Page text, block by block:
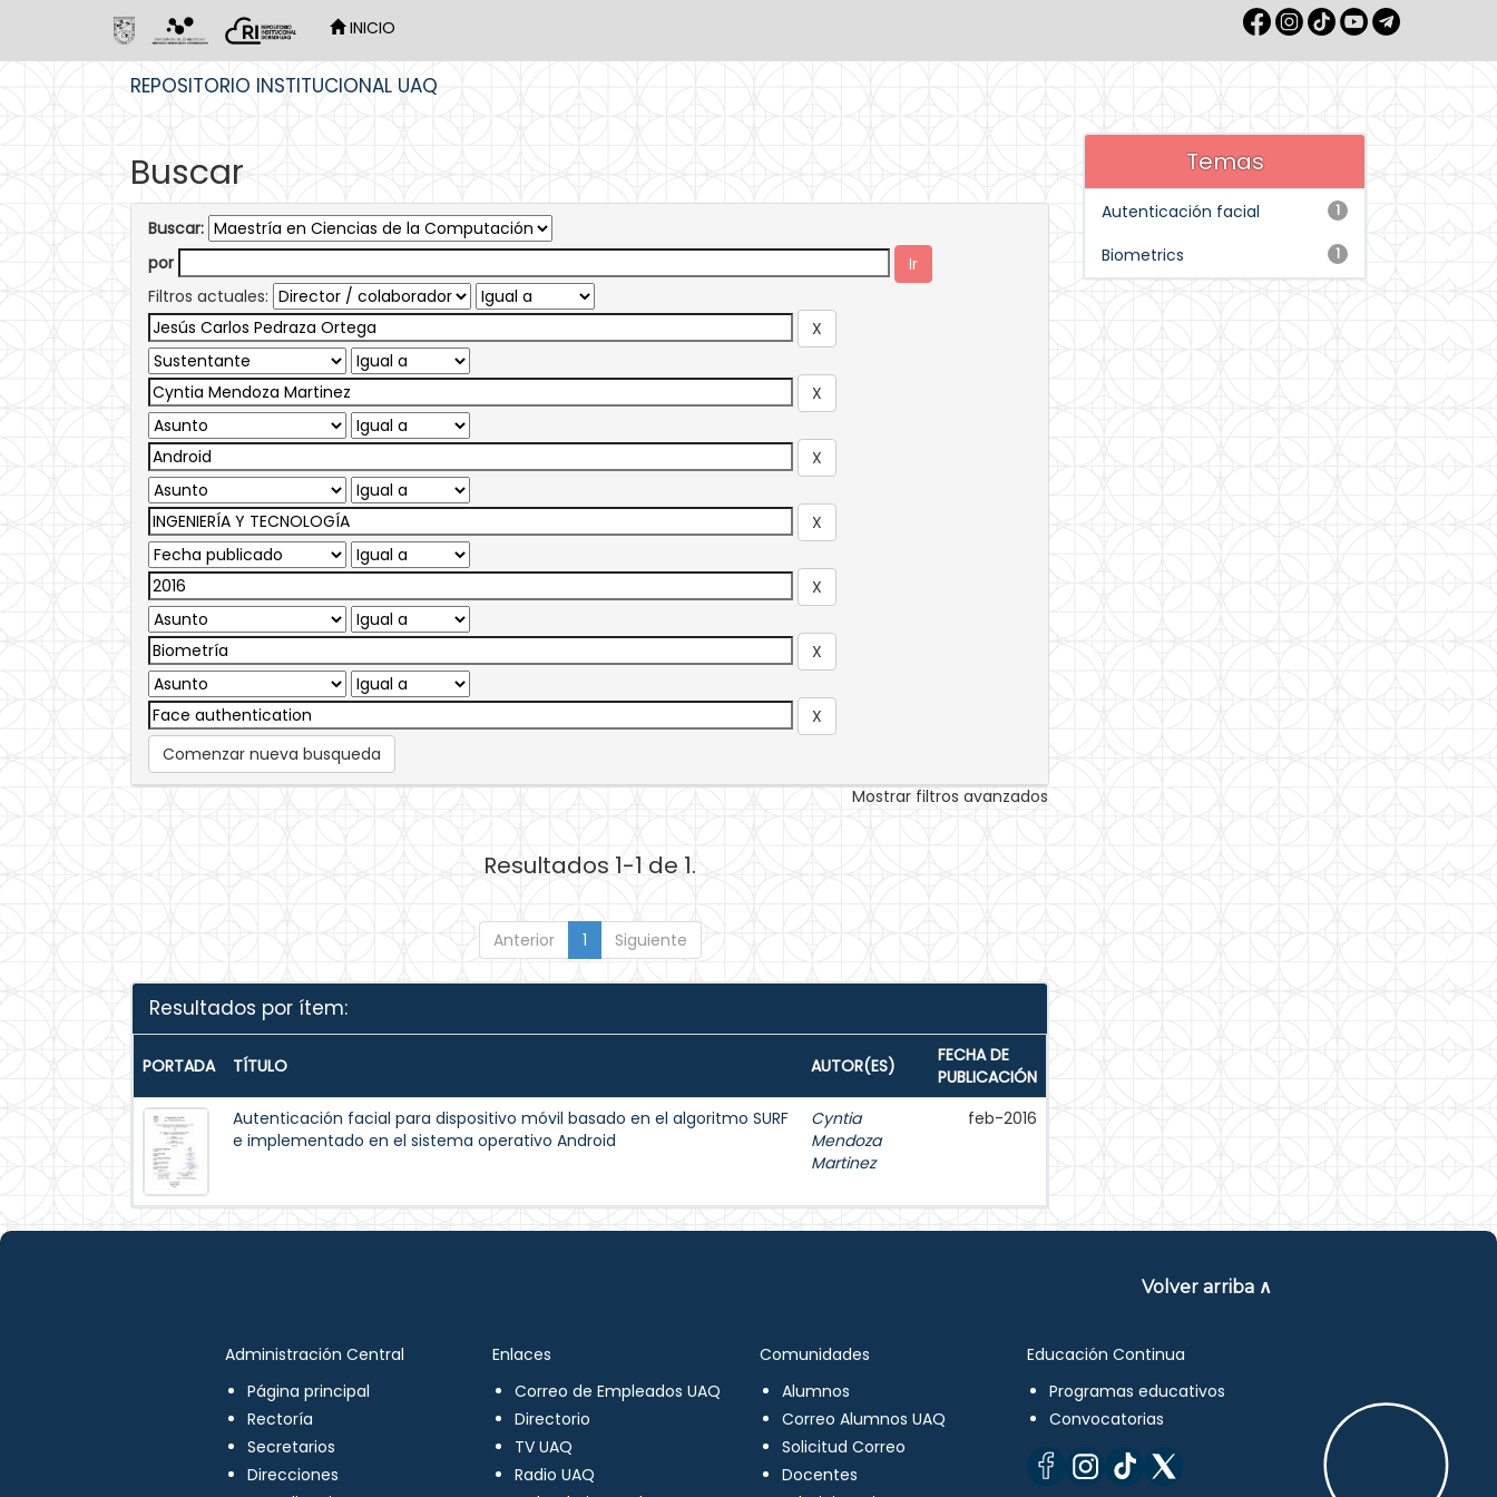
INICIO
REPOSITORIO INSTITUCIONAL UAQ
Buscar
Buscar:
por
Filtros actuales:
Comenzar nueva busqueda
Mostrar filtros avanzados
Resultados 1-1 de 1.
Anterior 1 Siguiente
Resultados por ítem:
PORTADA TÍTULO AUTOR(ES)
FECHA DE
PUBLICACIÓN
Autenticación facial para dispositivo móvil basado en el algoritmo SURF
e implementado en el sistema operativo Android
Cyntia
Mendoza
Martinez
feb-2016
Temas
1
Autenticación facial
1
Biometrics
Volver arriba ∧
Administración Central
Página principal
Rectoría
Secretarios
Direcciones
Enlaces
Correo de Empleados UAQ
Directorio
TV UAQ
Radio UAQ
Comunidades
Alumnos
Correo Alumnos UAQ
Solicitud Correo
Docentes
Educación Continua
Programas educativos
Convocatorias